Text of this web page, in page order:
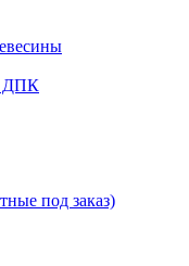
ДПК
под заказ)